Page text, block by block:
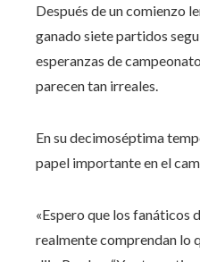
Después de un comienzo
ganado siete partidos
esperanzas de
parecen tan irreales.
En su decimoséptima
papel importante en el
«Espero que los fanáticos
realmente comprendan lo